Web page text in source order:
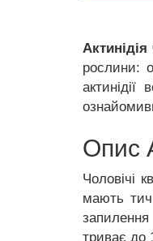
рослини:
Опис
Чоловічі
мають
запилення
триває до